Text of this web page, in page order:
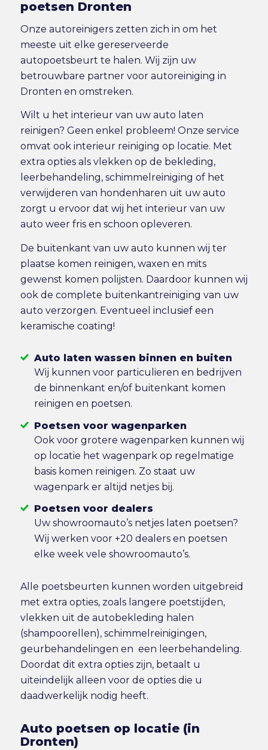
poetsen Dronten
Onze autoreinigers zetten zich in om het
meeste uit elke gereserveerde
autopoetsbeurt te halen. Wij zijn uw
betrouwbare partner voor autoreiniging in
Dronten en omstreken.
Wilt u het interieur van uw auto laten
reinigen? Geen enkel probleem! Onze service
omvat ook interieur reiniging op locatie. Met
extra opties als vlekken op de bekleding,
leerbehandeling, schimmelreiniging of het
verwijderen van hondenharen uit uw auto
zorgt u ervoor dat wij het interieur van uw
auto weer fris en schoon opleveren.
De buitenkant van uw auto kunnen wij ter
plaatse komen reinigen, waxen en mits
gewenst komen polijsten. Daardoor kunnen wij
ook de complete buitenkantreiniging van uw
auto verzorgen. Eventueel inclusief een
keramische coating!
Auto laten wassen binnen en buiten
Wij kunnen voor particulieren en bedrijven
de binnenkant en/of buitenkant komen
reinigen en poetsen.
Poetsen voor wagenparken
Ook voor grotere wagenparken kunnen wij
op locatie het wagenpark op regelmatige
basis komen reinigen. Zo staat uw
wagenpark er altijd netjes bij.
Poetsen voor dealers
Uw showroomauto’s netjes laten poetsen?
Wij werken voor +20 dealers en poetsen
elke week vele showroomauto’s.
Alle poetsbeurten kunnen worden uitgebreid
met extra opties, zoals langere poetstijden,
vlekken uit de autobekleding halen
(shampoorellen), schimmelreinigingen,
geurbehandelingen en een leerbehandeling.
Doordat dit extra opties zijn, betaalt u
uiteindelijk alleen voor de opties die u
daadwerkelijk nodig heeft.
Auto poetsen op locatie (in
Dronten)